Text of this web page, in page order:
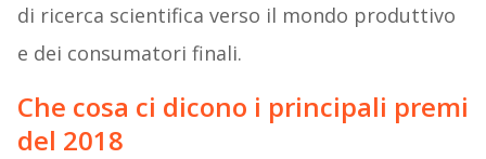
di ricerca scientifica verso il mondo produttivo
e dei consumatori finali.
Che cosa ci dicono i principali premi
del 2018